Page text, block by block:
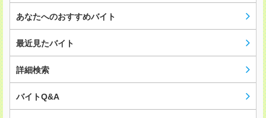
あなたへのおすすめバイト
最近見たバイト
詳細検索
バイトQ&A